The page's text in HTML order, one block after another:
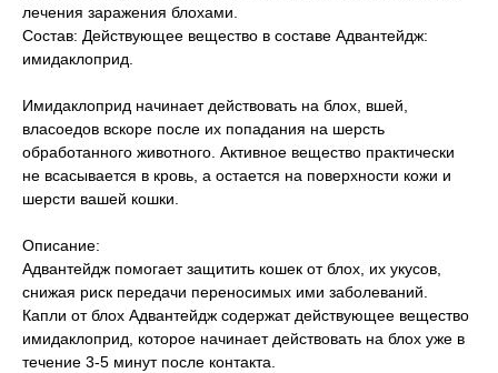
лечения заражения блохами.
Состав: Действующее вещество в составе Адвантейдж:
имидаклоприд.
Имидаклоприд начинает действовать на блох, вшей,
власоедов вскоре после их попадания на шерсть
обработанного животного. Активное вещество практически
не всасывается в кровь, а остается на поверхности кожи и
шерсти вашей кошки.
Описание:
Адвантейдж помогает защитить кошек от блох, их укусов,
снижая риск передачи переносимых ими заболеваний.
Капли от блох Адвантейдж содержат действующее вещество
имидаклоприд, которое начинает действовать на блох уже в
течение 3-5 минут после контакта.